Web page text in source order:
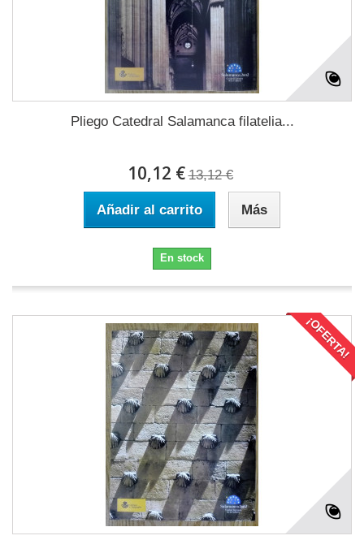
Pliego Catedral Salamanca filatelia...
10,12 € 13,12 €
Añadir al carrito Más
En stock
¡OFERTA!